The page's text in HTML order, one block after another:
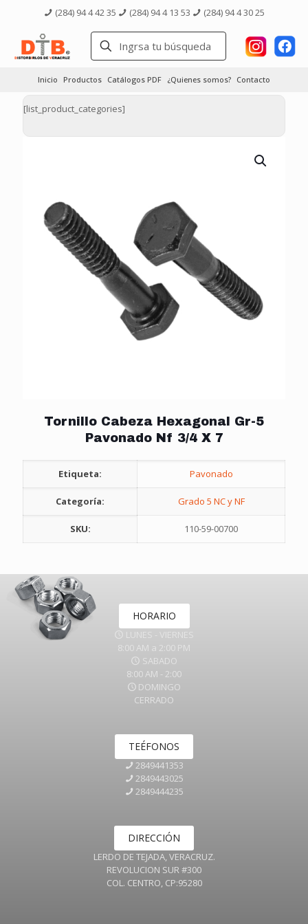
(284) 94 4 42 35 (284) 94 4 13 53 (284) 94 4 30 25
Inicio Productos Catálogos PDF ¿Quienes somos? Contacto
[list_product_categories]
Tornillo Cabeza Hexagonal Gr-5
Pavonado Nf 3/4 X 7
Etiqueta: Pavonado
Categoría: Grado 5 NC y NF
SKU: 110-59-00700
HORARIO
LUNES - VIERNES
8:00 AM a 2:00 PM
SABADO
8:00 AM - 2:00
DOMINGO
CERRADO
TEÉFONOS
2849441353
2849443025
2849444235
DIRECCIÓN
LERDO DE TEJADA, VERACRUZ.
REVOLUCION SUR #300
COL. CENTRO, CP:95280